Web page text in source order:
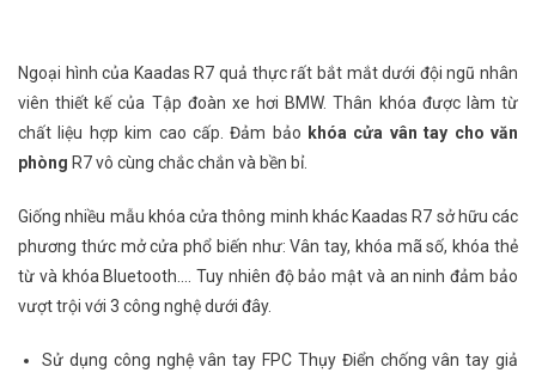
Ngoại hình của Kaadas R7 quả thực rất bắt mắt dưới đội ngũ nhân
viên thiết kế của Tập đoàn xe hơi BMW. Thân khóa được làm từ
chất liệu hợp kim cao cấp. Đảm bảo khóa cửa vân tay cho văn
phòng R7 vô cùng chắc chắn và bền bỉ.
Giống nhiều mẫu khóa cửa thông minh khác Kaadas R7 sở hữu các
phương thức mở cửa phổ biến như: Vân tay, khóa mã số, khóa thẻ
từ và khóa Bluetooth…. Tuy nhiên độ bảo mật và an ninh đảm bảo
vượt trội với 3 công nghệ dưới đây.
Sử dụng công nghệ vân tay FPC Thụy Điển chống vân tay giả